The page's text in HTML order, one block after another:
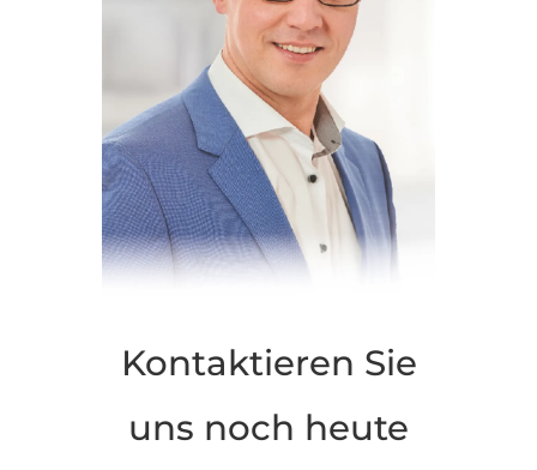
Kontaktieren Sie
uns noch heute